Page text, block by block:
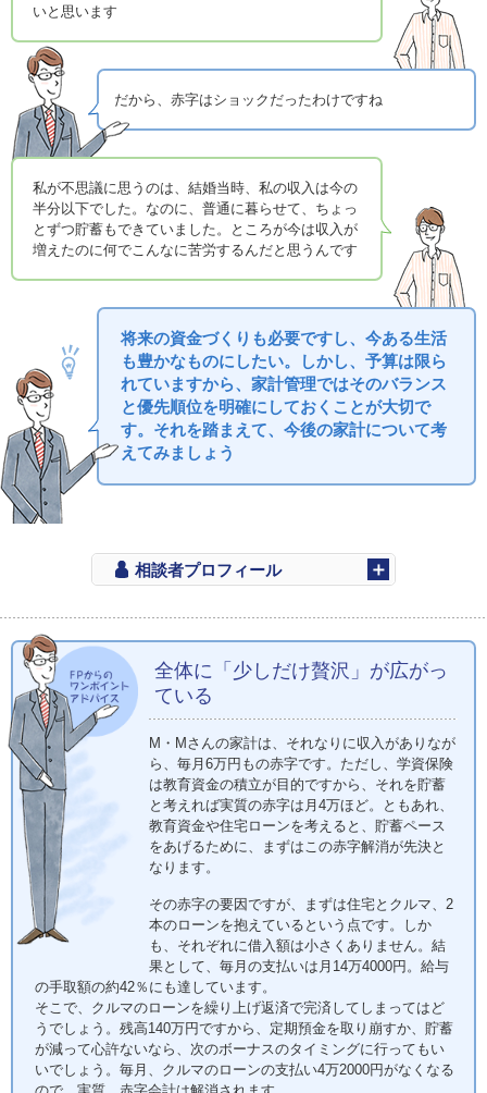
いと思います
だから、赤字はショックだったわけですね
私が不思議に思うのは、結婚当時、私の収入は今の
半分以下でした。なのに、普通に暮らせて、ちょっ
とずつ貯蓄もできていました。ところが今は収入が
増えたのに何でこんなに苦労するんだと思うんです
将来の資金づくりも必要ですし、今ある生活
も豊かなものにしたい。しかし、予算は限ら
れていますから、家計管理ではそのバランス
と優先順位を明確にしておくことが大切で
す。それを踏まえて、今後の家計について考
えてみましょう
相談者プロフィール
全体に「少しだけ贅沢」が広がっ
ている
M・Mさんの家計は、それなりに収入がありなが
ら、毎月6万円もの赤字です。ただし、学資保険
は教育資金の積立が目的ですから、それを貯蓄
と考えれば実質の赤字は月4万ほど。ともあれ、
教育資金や住宅ローンを考えると、貯蓄ペース
をあげるために、まずはこの赤字解消が先決と
なります。
その赤字の要因ですが、まずは住宅とクルマ、2
本のローンを抱えているという点です。しか
も、それぞれに借入額は小さくありません。結
果として、毎月の支払いは月14万4000円。給与
の手取額の約42％にも達しています。
そこで、クルマのローンを繰り上げ返済で完済してしまってはど
うでしょう。残高140万円ですから、定期預金を取り崩すか、貯蓄
が減って心許ないなら、次のボーナスのタイミングに行ってもい
いでしょう。毎月、クルマのローンの支払い4万2000円がなくなる